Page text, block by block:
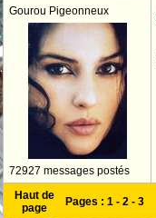
Gourou Pigeonneux
72927 messages postés
Haut de
page
Pages : 1 - 2 - 3